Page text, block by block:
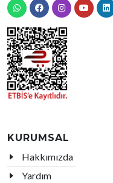
KURUMSAL
Hakkımızda
Yardım